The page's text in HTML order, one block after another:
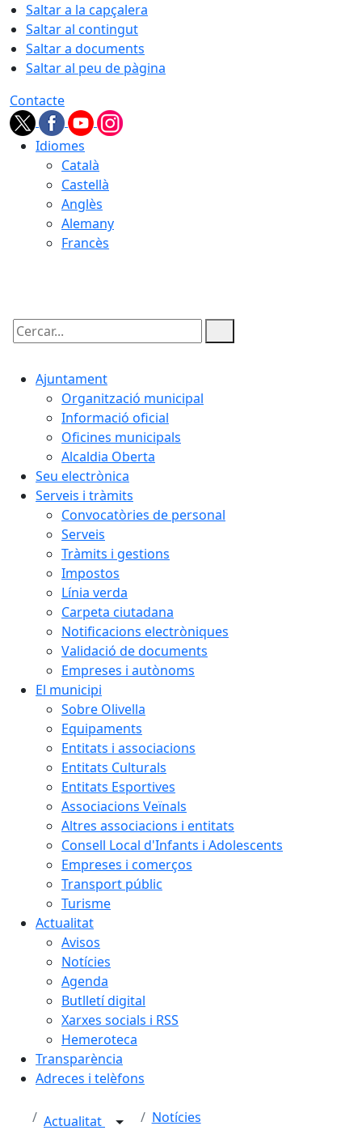
Saltar a la capçalera
Saltar al contingut
Saltar a documents
Saltar al peu de pàgina
Contacte
Idiomes
Català
Castellà
Anglès
Alemany
Francès
Cercar:
Ajuntament
Organització municipal
Informació oficial
Oficines municipals
Alcaldia Oberta
Seu electrònica
Serveis i tràmits
Convocatòries de personal
Serveis
Tràmits i gestions
Impostos
Línia verda
Carpeta ciutadana
Notificacions electròniques
Validació de documents
Empreses i autònoms
El municipi
Sobre Olivella
Equipaments
Entitats i associacions
Entitats Culturals
Entitats Esportives
Associacions Veïnals
Altres associacions i entitats
Consell Local d'Infants i Adolescents
Empreses i comerços
Transport públic
Turisme
Actualitat
Avisos
Notícies
Agenda
Butlletí digital
Xarxes socials i RSS
Hemeroteca
Transparència
Adreces i telèfons
Actualitat Notícies